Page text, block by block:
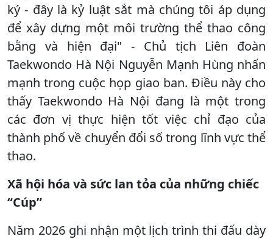
ký - đây là kỷ luật sắt mà chúng tôi áp dụng
để xây dựng một môi trường thể thao công
bằng và hiện đại" - Chủ tịch Liên đoàn
Taekwondo Hà Nội Nguyễn Mạnh Hùng nhấn
mạnh trong cuộc họp giao ban. Điều này cho
thấy Taekwondo Hà Nội đang là một trong
các đơn vị thực hiện tốt việc chỉ đạo của
thành phố về chuyển đổi số trong lĩnh vực thể
thao.
Xã hội hóa và sức lan tỏa của những chiếc
“Cúp”
Năm 2026 ghi nhận một lịch trình thi đấu dày